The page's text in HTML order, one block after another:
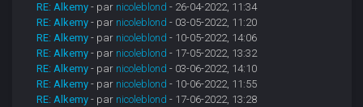
RE: Alkemy - par nicoleblond - 26-04-2022, 11:34
RE: Alkemy - par nicoleblond - 03-05-2022, 11:20
RE: Alkemy - par nicoleblond - 10-05-2022, 14:06
RE: Alkemy - par nicoleblond - 17-05-2022, 13:32
RE: Alkemy - par nicoleblond - 03-06-2022, 14:10
RE: Alkemy - par nicoleblond - 10-06-2022, 11:55
RE: Alkemy - par nicoleblond - 17-06-2022, 13:28